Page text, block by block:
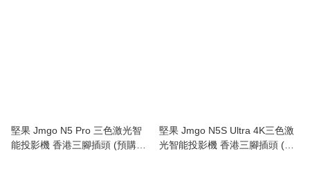
堅果 Jmgo N5 Pro 三色激光智
能投影機 香港三腳插頭 (預購產
堅果 Jmgo N5S Ultra 4K三色激
光智能投影機 香港三腳插頭 (預